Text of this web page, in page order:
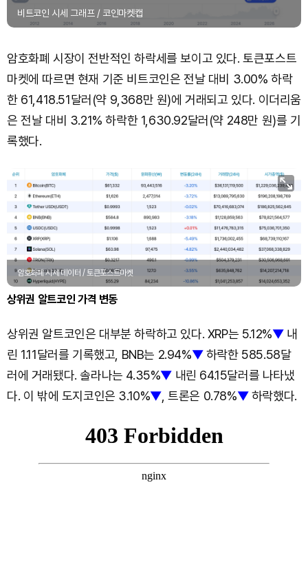
비트코인 시세 그래프 / 코인마켓캡
암호화폐 시장이 전반적인 하락세를 보이고 있다. 토큰포스트
마켓에 따르면 현재 기준 비트코인은 전날 대비 3.00% 하락
한 61,418.51달러(약 9,368만 원)에 거래되고 있다. 이더리움
은 전날 대비 3.21% 하락한 1,630.92달러(약 248만 원)를 기
록했다.
암호화폐 시세 데이터 / 토큰포스트마켓
상위권 알트코인 가격 변동
상위권 알트코인은 대부분 하락하고 있다. XRP는 5.12%▼내
린 1.11달러를 기록했고, BNB는 2.94%▼하락한 585.58달
러에 거래됐다. 솔라나는 4.35%▼ 내린 64.15달러를 나타냈
다. 이 밖에 도지코인은 3.10%▼, 트론은 0.78%▼하락했다.